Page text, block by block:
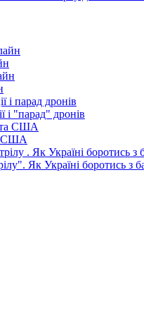
і "парад" дронів
США
Як Україні боротись з